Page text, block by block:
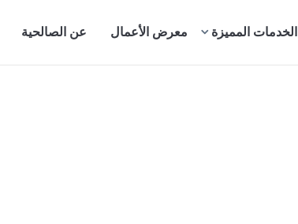
الخدمات المميزة معرض الأعمال عن الصالحية